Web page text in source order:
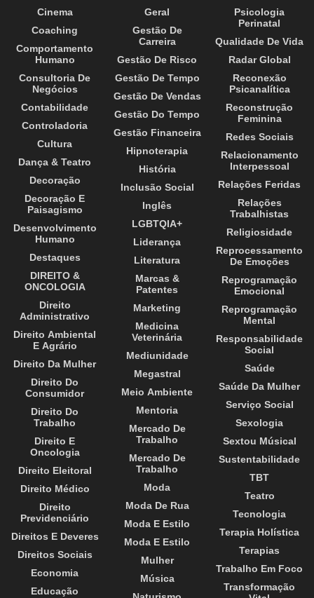
Cinema
Coaching
Comportamento
Humano
Consultoria De
Negócios
Contabilidade
Controladoria
Cultura
Dança & Teatro
Decoração
Decoração E
Paisagismo
Desenvolvimento
Humano
Destaques
DIREITO &
ONCOLOGIA
Direito
Administrativo
Direito Ambiental
E Agrário
Direito Da Mulher
Direito Do
Consumidor
Direito Do
Trabalho
Direito E
Oncologia
Direito Eleitoral
Direito Médico
Direito
Previdenciário
Direitos E Deveres
Direitos Sociais
Economia
Educação
Geral
Gestão De
Carreira
Gestão De Risco
Gestão De Tempo
Gestão De Vendas
Gestão Do Tempo
Gestão Financeira
Hipnoterapia
História
Inclusão Social
Inglês
LGBTQIA+
Liderança
Literatura
Marcas &
Patentes
Marketing
Medicina
Veterinária
Mediunidade
Megastral
Meio Ambiente
Mentoria
Mercado De
Trabalho
Mercado De
Trabalho
Moda
Moda De Rua
Moda E Estilo
Moda E Estilo
Mulher
Música
Psicologia
Perinatal
Qualidade De Vida
Radar Global
Reconexão
Psicanalítica
Reconstrução
Feminina
Redes Sociais
Relacionamento
Interpessoal
Relações Feridas
Relações
Trabalhistas
Religiosidade
Reprocessamento
De Emoções
Reprogramação
Emocional
Reprogramação
Mental
Responsabilidade
Social
Saúde
Saúde Da Mulher
Serviço Social
Sexologia
Sextou Músical
Sustentabilidade
TBT
Teatro
Tecnologia
Terapia Holística
Terapias
Trabalho Em Foco
Transformação